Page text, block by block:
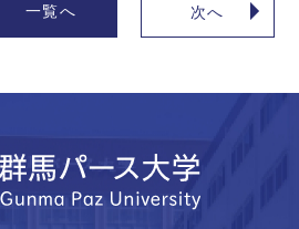
一覧へ 次へ